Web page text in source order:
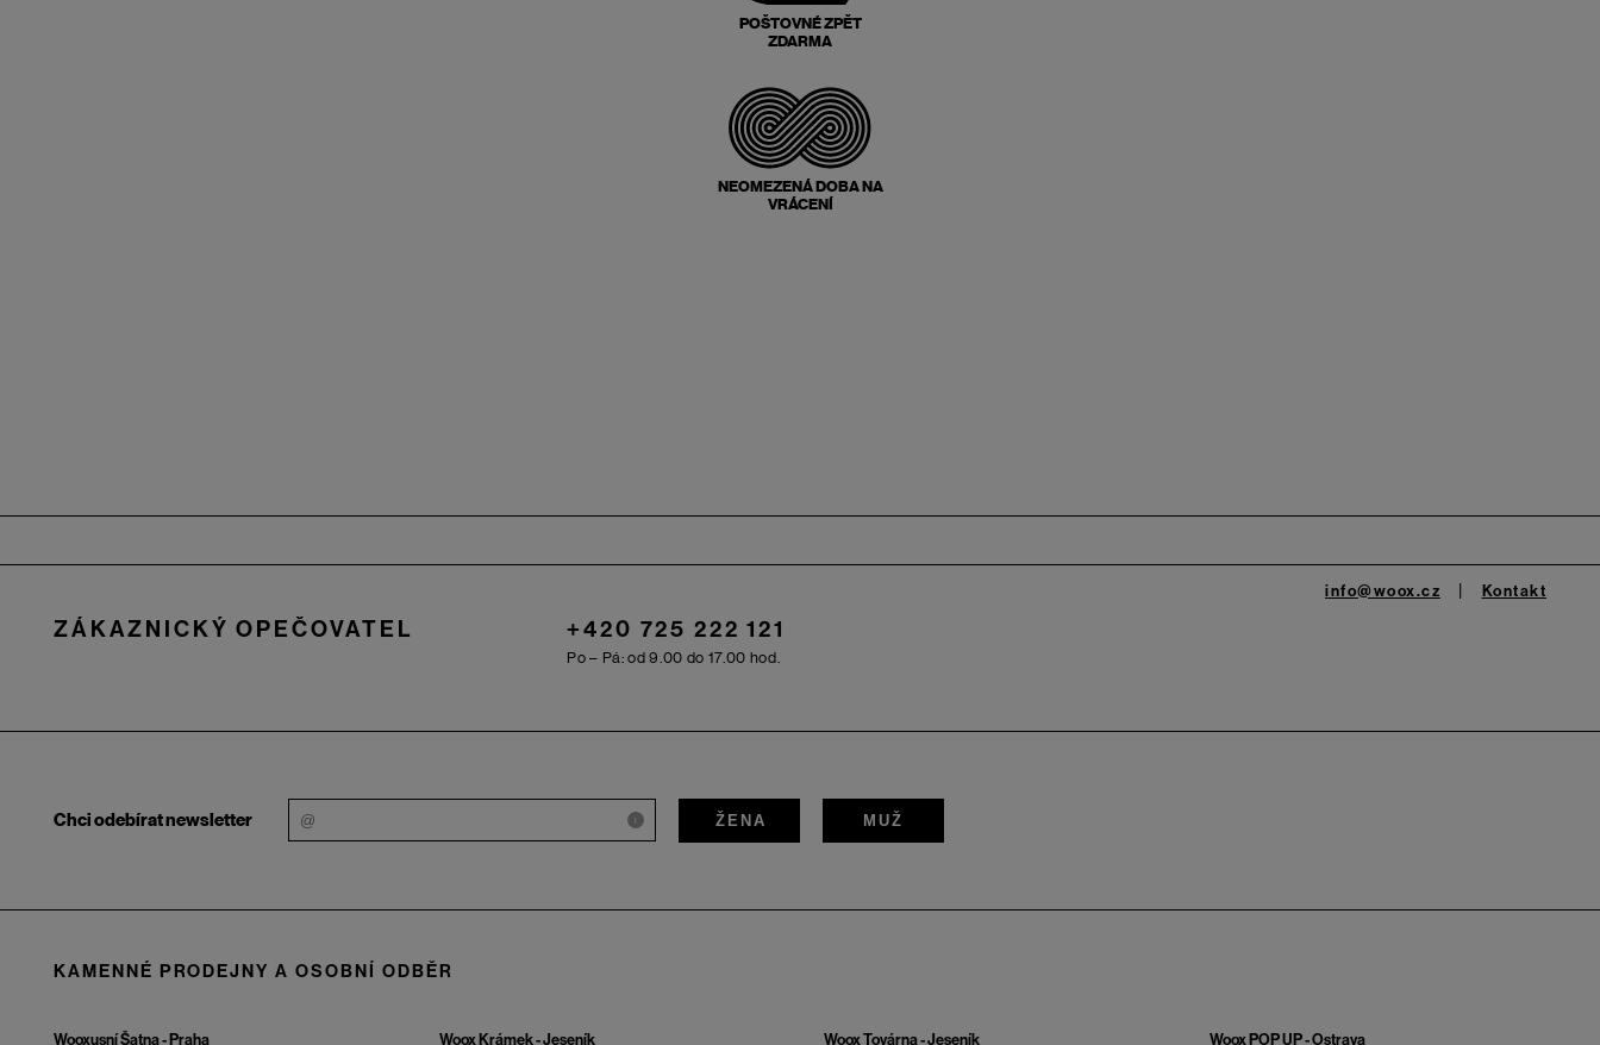
POŠTOVNÉ ZPĚT
ZDARMA
NEOMEZENÁ DOBA NA
VRÁCENÍ
ZÁKAZNICKÝ OPEČOVATEL +420 725 222 121
Po – Pá: od 9.00 do 17.00 hod.
info@woox.cz Kontakt
Chci odebírat newsletter i ŽENA MUŽ
KAMENNÉ PRODEJNY A OSOBNÍ ODBĚR
Wooxusní Šatna - Praha Woox Krámek - Jeseník Woox Továrna - Jeseník Woox POP UP - Ostrava